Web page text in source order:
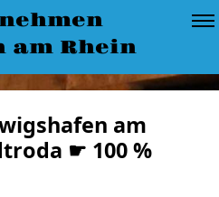
am Rhein
am
☛ 100 %